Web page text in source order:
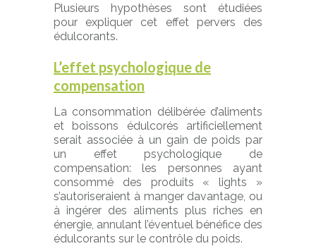
Plusieurs hypothèses sont étudiées
pour expliquer cet effet pervers des
édulcorants.
L’effet psychologique de
compensation
La consommation délibérée d’aliments
et boissons édulcorés artificiellement
serait associée à un gain de poids par
un effet psychologique de
compensation: les personnes ayant
consommé des produits « lights »
s’autoriseraient à manger davantage, ou
à ingérer des aliments plus riches en
énergie, annulant l’éventuel bénéfice des
édulcorants sur le contrôle du poids.